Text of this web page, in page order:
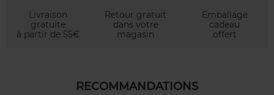
Livraison
gratuite
à partir de 55€
Retour gratuit
dans votre
magasin
Emballage
cadeau
offert
RECOMMANDATIONS